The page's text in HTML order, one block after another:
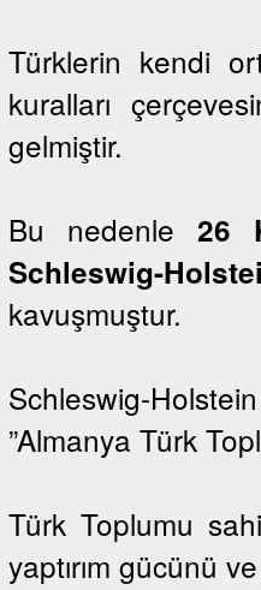
Türklerin kendi
kuralları
gelmiştir.
Bu nedenle26
Schleswig-
kavuşmuştur.
Schleswig-
”Almanya Türk
Türk Toplumu
yaptırım gücünü